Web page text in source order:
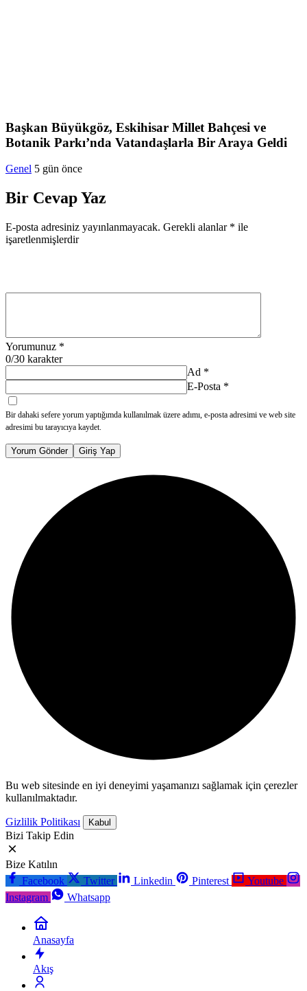
Başkan Büyükgöz, Eskihisar Millet Bahçesi ve
Botanik Parkı’nda Vatandaşlarla Bir Araya Geldi
Genel 5 gün önce
Bir Cevap Yaz
E-posta adresiniz yayınlanmayacak. Gerekli alanlar * ile
işaretlenmişlerdir
Yorumunuz *
0/30 karakter
Ad *
E-Posta *
Bir dahaki sefere yorum yaptığımda kullanılmak üzere adımı, e-posta adresimi ve web site
adresimi bu tarayıcıya kaydet.
Yorum Gönder Giriş Yap
Bu web sitesinde en iyi deneyimi yaşamanızı sağlamak için çerezler
kullanılmaktadır.
Gizlilik Politikası Kabul
Bizi Takip Edin
Bize Katılın
Facebook
Twitter Linkedin Pinterest
Youtube
Instagram
Whatsapp
Anasayfa
Akış